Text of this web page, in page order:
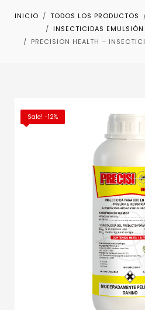
INICIO TODOS LOS PRODUCTOS
INSECTICIDAS
PRECISION HEALTH –
Sale! -12%